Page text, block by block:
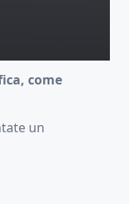
come
un